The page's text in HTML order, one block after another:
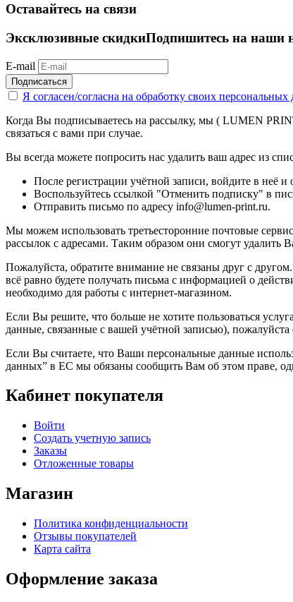
Оставайтесь на связи
Эксклюзивные скидкиПодпишитесь на наши
E-mail
Подписаться
Я согласен/согласна на обработку своих
Когда Вы подписываетесь на рассылку, мы ( LUMEN
связаться с вами при случае.
Вы всегда можете попросить нас удалить ваш адрес из
После регистрации учётной записи, войдите в неё
Воспользуйтесь ссылкой "Отменить подписку" в
Отправить письмо по адресу info@lumen-print.ru.
Мы можем использовать третьесторонние почтовые
рассылок с адресами. Таким образом они смогут удалить
Пожалуйста, обратите внимание не связаны друг с
всё равно будете получать письма с информацией о
необходимо для работы с интернет-магазином.
Если Вы решите, что больше не хотите пользоваться
данные, связанные с вашей учётной записью),
Если Вы считаете, что Ваши персональные данные
данных” в ЕС мы обязаны сообщить Вам об этом праве,
Кабинет покупателя
Войти
Создать учетную запись
Заказы
Отложенные товары
Магазин
Политика конфиденциальности
Отзывы покупателей
Карта сайта
Оформление заказа